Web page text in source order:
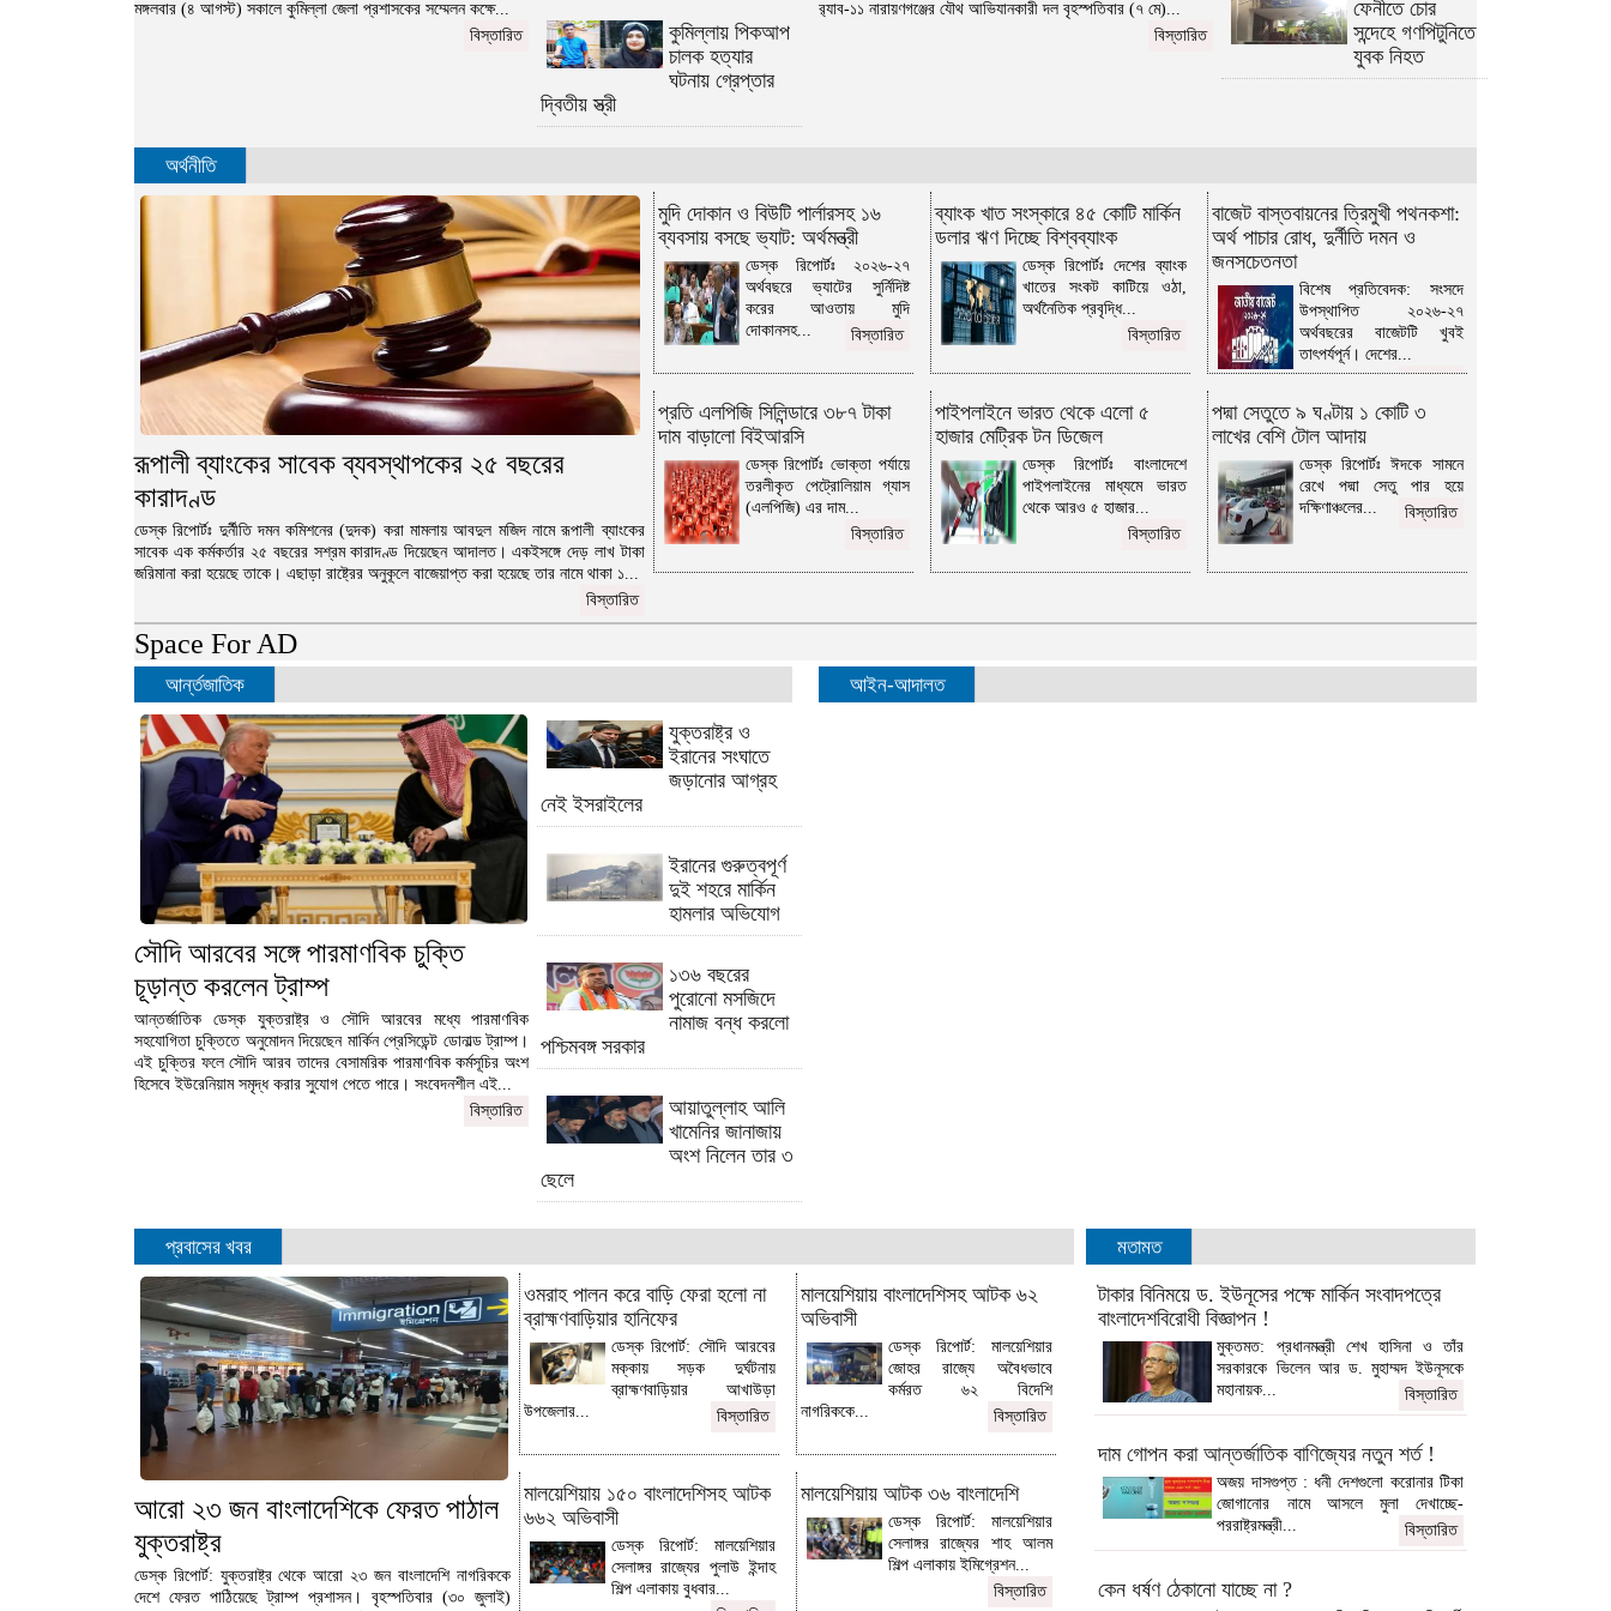
কুমিল্লায় চর দখল নিয়ে দুই গ্রামবাসীর
টেটাযুদ্ধে নারী নিহত, আহত ২০
জরিমানা
কুমিল্লায় ভাগ্নীকে বিয়ে করার অভিযোগে
যুবদল নেতা গ্রেফতার
ব্রাহ্মণবাড়িয়া ও কুমিল্লা সীমান্তে ৫১ লাখ
টাকার ভারতীয় পণ্য জব্দ
হোমনায় পানিতে পড়ে যুবকের মৃত্যু
কুমিল্লায় পুকুরের পানিতে ডুবে স্কুলছাত্রের
ইউনিটি অব কুমিল্লা এসএসসি ২০০১ ব্যাচের
৫ম বর্ষপূর্তি উদযাপন
লাকসামে ইয়াবাসহ ৩ যুবক আটক
৭ শিক্ষককে একযোগে বদলির প্রতিবাদে
কুমিল্লায় শিক্ষার্থীদের বিক্ষোভ
হোমনায় দেয়াল ধসে আহত শিক্ষার্থীদের
ব্যক্তির মৃত্যুদণ্ড
ব্রাহ্মণপাড়া-কসবা সীমান্তে ৩০ লাখ টাকার
ভারতীয় পণ্য জব্দ
কুমিল্লার দাউদকান্দিতে বিদেশি পিস্তলসহ
মাহবুব সম্রাট গ্রেপ্তার
তিতাসে ভ্যানের ধাক্কায় প্রথম শ্রেণির
শিক্ষার্থীর মৃত্যু
সৌদি আরবের সঙ্গে পারমাণবিক চুক্তি চূড়ান্ত
করলেন ট্রাম্প
অপর চারজনের ৫ বছর সশ্রম কারাদণ্ড
ফেনীতে গুঁড়িয়ে দেওয়া হলো ফুটপাতে গড়ে
তোলা আ'লীগের অফিস
সন্ধ্যার মধ্যে কুমিল্লাসহ ৭ জেলায় ঝড়ের
রূপালী ব্যাংকের সাবেক ব্যবস্থাপকের ২৫
বছরের কারাদণ্ড
অস্ত্রোপচার শেষে আইসিইউতে অমিতাভ,
কেমন আছেন জানালেন নিজেই
কুমিল্লায় অবৈধ দখল উচ্ছেদ অভিযান, ৫
জনকে জরিমানা
যুক্তরাষ্ট্র ও ইরানের সংঘাতে জড়ানোর
আগ্রহ নেই ইসরাইলের
ব্রাহ্মণবাড়িয়ার নবীনগরে নদীতে ডুবে জেলের
কুমিল্লায় ২ কোটি ৩৮ লাখ টাকার ভারতীয়
শাড়ি জব্দ
হোমনায় হাতকড়াসহ নদীতে ঝাঁপ দিয়ে
মঙ্গলবার (৪ আগস্ট) সকালে কুমিল্লা জেলা প্রশাসকের সম্মেলন কক্ষে...
বিস্তারিত
কুমিল্লায় পিকআপ
চালক হত্যার
ঘটনায় গ্রেপ্তার
দ্বিতীয় স্ত্রী
র‌্যাব-১১ নারায়ণগঞ্জের যৌথ আভিযানকারী দল বৃহস্পতিবার (৭ মে)...
বিস্তারিত
ফেনীতে চোর
সন্দেহে গণপিটুনিতে
যুবক নিহত
অর্থনীতি
রূপালী ব্যাংকের সাবেক ব্যবস্থাপকের ২৫ বছরের
কারাদণ্ড
ডেস্ক রিপোর্টঃ দুর্নীতি দমন কমিশনের (দুদক) করা মামলায় আবদুল মজিদ নামে রূপালী ব্যাংকের
সাবেক এক কর্মকর্তার ২৫ বছরের সশ্রম কারাদণ্ড দিয়েছেন আদালত। একইসঙ্গে দেড় লাখ টাকা
জরিমানা করা হয়েছে তাকে। এছাড়া রাষ্ট্রের অনুকূলে বাজেয়াপ্ত করা হয়েছে তার নামে থাকা ১...
বিস্তারিত
মুদি দোকান ও বিউটি পার্লারসহ ১৬
ব্যবসায় বসছে ভ্যাট: অর্থমন্ত্রী
ডেস্ক রিপোর্টঃ ২০২৬-২৭
অর্থবছরে ভ্যাটের সুর্নিদিষ্ট
করের আওতায় মুদি
দোকানসহ...
বিস্তারিত
ব্যাংক খাত সংস্কারে ৪৫ কোটি মার্কিন
ডলার ঋণ দিচ্ছে বিশ্বব্যাংক
ডেস্ক রিপোর্টঃ দেশের ব্যাংক
খাতের সংকট কাটিয়ে ওঠা,
অর্থনৈতিক প্রবৃদ্ধি...
বিস্তারিত
বাজেট বাস্তবায়নের ত্রিমুখী পথনকশা:
অর্থ পাচার রোধ, দুর্নীতি দমন ও
জনসচেতনতা
বিশেষ প্রতিবেদক: সংসদে
উপস্থাপিত ২০২৬-২৭
অর্থবছরের বাজেটটি খুবই
তাৎপর্যপূর্ন। দেশের...
প্রতি এলপিজি সিলিন্ডারে ৩৮৭ টাকা
দাম বাড়ালো বিইআরসি
ডেস্ক রিপোর্টঃ ভোক্তা পর্যায়ে
তরলীকৃত পেট্রোলিয়াম গ্যাস
(এলপিজি) এর দাম...
বিস্তারিত
পাইপলাইনে ভারত থেকে এলো ৫
হাজার মেট্রিক টন ডিজেল
ডেস্ক রিপোর্টঃ বাংলাদেশে
পাইপলাইনের মাধ্যমে ভারত
থেকে আরও ৫ হাজার...
বিস্তারিত
পদ্মা সেতুতে ৯ ঘণ্টায় ১ কোটি ৩
লাখের বেশি টোল আদায়
ডেস্ক রিপোর্টঃ ঈদকে সামনে
রেখে পদ্মা সেতু পার হয়ে
দক্ষিণাঞ্চলের...
বিস্তারিত
Space For AD
আর্ন্তজাতিক
সৌদি আরবের সঙ্গে পারমাণবিক চুক্তি
চূড়ান্ত করলেন ট্রাম্প
আন্তর্জাতিক ডেস্ক যুক্তরাষ্ট্র ও সৌদি আরবের মধ্যে পারমাণবিক
সহযোগিতা চুক্তিতে অনুমোদন দিয়েছেন মার্কিন প্রেসিডেন্ট ডোনাল্ড ট্রাম্প।
এই চুক্তির ফলে সৌদি আরব তাদের বেসামরিক পারমাণবিক কর্মসূচির অংশ
হিসেবে ইউরেনিয়াম সমৃদ্ধ করার সুযোগ পেতে পারে। সংবেদনশীল এই...
বিস্তারিত
যুক্তরাষ্ট্র ও
ইরানের সংঘাতে
জড়ানোর আগ্রহ
নেই ইসরাইলের
ইরানের গুরুত্বপূর্ণ
দুই শহরে মার্কিন
হামলার অভিযোগ
১৩৬ বছরের
পুরোনো মসজিদে
নামাজ বন্ধ করলো
পশ্চিমবঙ্গ সরকার
আয়াতুল্লাহ আলি
খামেনির জানাজায়
অংশ নিলেন তার ৩
ছেলে
আইন-আদালত
প্রবাসের খবর
আরো ২৩ জন বাংলাদেশিকে ফেরত পাঠাল
যুক্তরাষ্ট্র
ডেস্ক রিপোর্ট: যুক্তরাষ্ট্র থেকে আরো ২৩ জন বাংলাদেশি নাগরিককে
দেশে ফেরত পাঠিয়েছে ট্রাম্প প্রশাসন। বৃহস্পতিবার (৩০ জুলাই)
ওমরাহ পালন করে বাড়ি ফেরা হলো না
ব্রাহ্মণবাড়িয়ার হানিফের
ডেস্ক রিপোর্ট: সৌদি আরবের
মক্কায় সড়ক দুর্ঘটনায়
ব্রাহ্মণবাড়িয়ার আখাউড়া
উপজেলার...
বিস্তারিত
মালয়েশিয়ায় বাংলাদেশিসহ আটক ৬২
অভিবাসী
ডেস্ক রিপোর্ট: মালয়েশিয়ার
জোহর রাজ্যে অবৈধভাবে
কর্মরত ৬২ বিদেশি
নাগরিককে...
বিস্তারিত
মালয়েশিয়ায় ১৫০ বাংলাদেশিসহ আটক
৬৬২ অভিবাসী
ডেস্ক রিপোর্ট: মালয়েশিয়ার
সেলাঙ্গর রাজ্যের পুলাউ ইন্দাহ
শিল্প এলাকায় বুধবার...
মালয়েশিয়ায় আটক ৩৬ বাংলাদেশি
ডেস্ক রিপোর্ট: মালয়েশিয়ার
সেলাঙ্গর রাজ্যের শাহ আলম
শিল্প এলাকায় ইমিগ্রেশন...
বিস্তারিত
মতামত
টাকার বিনিময়ে ড. ইউনূসের পক্ষে মার্কিন সংবাদপত্রে
বাংলাদেশবিরোধী বিজ্ঞাপন !
মুক্তমত: প্রধানমন্ত্রী শেখ হাসিনা ও তাঁর
সরকারকে ভিলেন আর ড. মুহাম্মদ ইউনূসকে
মহানায়ক...
বিস্তারিত
দাম গোপন করা আন্তর্জাতিক বাণিজ্যের নতুন শর্ত !
অজয় দাসগুপ্ত : ধনী দেশগুলো করোনার টিকা
জোগানোর নামে আসলে মুলা দেখাচ্ছে-
পররাষ্ট্রমন্ত্রী...
বিস্তারিত
কেন ধর্ষণ ঠেকানো যাচ্ছে না ?